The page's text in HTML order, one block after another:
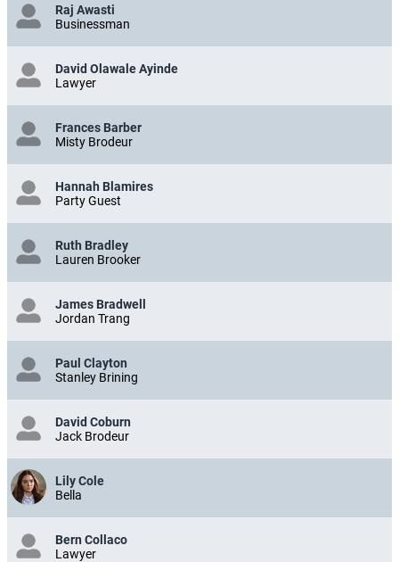
Raj Awasti
Businessman
David Olawale Ayinde
Lawyer
Frances Barber
Misty Brodeur
Hannah Blamires
Party Guest
Ruth Bradley
Lauren Brooker
James Bradwell
Jordan Trang
Paul Clayton
Stanley Brining
David Coburn
Jack Brodeur
Lily Cole
Bella
Bern Collaco
Lawyer